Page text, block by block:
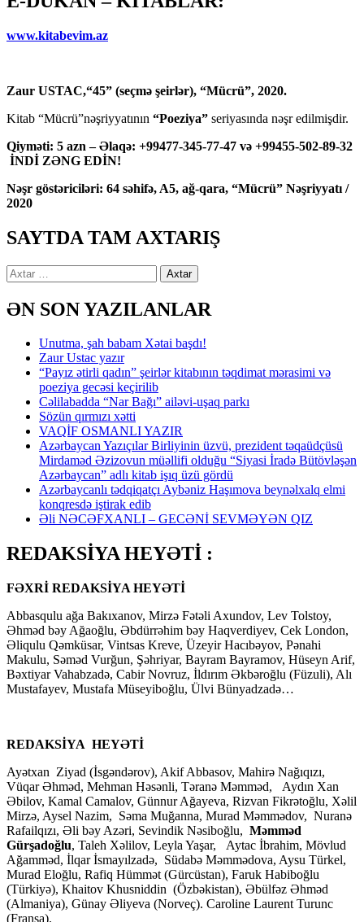
www.kitabevim.az
Zaur USTAC,“45” (seçmə şeirlər), “Mücrü”, 2020.
Kitab “Mücrü”nəşriyyatının “Poeziya” seriyasında nəşr edilmişdir.
Qiyməti: 5 azn – Əlaqə: +99477-345-77-47 və +99455-502-89-32
İNDİ ZƏNG EDİN!
Nəşr göstəriciləri: 64 səhifə, A5, ağ-qara, “Mücrü” Nəşriyyatı /
2020
SAYTDA TAM AXTARIŞ
Axtarış:
ƏN SON YAZILANLAR
Unutma, şah babam Xətai başdı!
Zaur Ustac yazır
“Payız ətirli qadın” şeirlər kitabının təqdimat mərasimi və
poeziya gecəsi keçirilib
Cəlilabadda “Nar Bağı” ailəvi-uşaq parkı
Sözün qırmızı xətti
VAQİF OSMANLI YAZIR
Azərbaycan Yazıçılar Birliyinin üzvü, prezident təqaüdçüsü
Mirdaməd Əzizovun müəllifi olduğu “Siyasi İradə Bütövləşən
Azərbaycan” adlı kitab işıq üzü gördü
Azərbaycanlı tədqiqatçı Aybəniz Haşımova beynəlxalq elmi
konqresdə iştirak edib
Əli NƏCƏFXANLI – GECƏNİ SEVMƏYƏN QIZ
REDAKSİYA HEYƏTİ :
FƏXRİ REDAKSİYA HEYƏTİ
Abbasqulu ağa Bakıxanov, Mirzə Fətəli Axundov, Lev Tolstoy,
Əhməd bəy Ağaoğlu, Əbdürrəhim bəy Haqverdiyev, Cek London,
Əliqulu Qəmküsar, Vintsas Kreve, Üzeyir Hacıbəyov, Pənahi
Makulu, Səməd Vurğun, Şəhriyar, Bayram Bayramov, Hüseyn Arif,
Bəxtiyar Vahabzadə, Cabir Novruz, İldırım Əkbəroğlu (Füzuli), Alı
Mustafayev, Mustafa Müseyiboğlu, Ülvi Bünyadzadə…
REDAKSİYA HEYƏTİ
Ayətxan Ziyad (İsgəndərov), Akif Abbasov, Mahirə Nağıqızı,
Vüqar Əhməd, Mehman Həsənli, Təranə Məmməd, Aydın Xan
Əbilov, Kamal Camalov, Günnur Ağayeva, Rizvan Fikrətoğlu, Xəlil
Mirzə, Aysel Nazim, Səma Muğanna, Murad Məmmədov, Nuranə
Rafailqızı, Əli bəy Azəri, Sevindik Nəsiboğlu, Məmməd
Gürşadoğlu, Taleh Xəlilov, Leyla Yaşar, Aytac İbrahim, Mövlud
Ağamməd, İlqar İsmayılzadə, Südabə Məmmədova, Aysu Türkel,
Murad Eloğlu, Rafiq Hümmət (Gürcüstan), Faruk Habiboğlu
(Türkiyə), Khaitov Khusniddin (Özbəkistan), Əbülfəz Əhməd
(Almaniya), Günay Əliyeva (Norveç). Caroline Laurent Turunc
(Fransa).